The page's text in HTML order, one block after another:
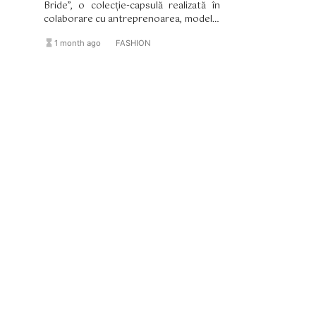
Bride”, o colecție-capsulă realizată în
colaborare cu antreprenoarea, modelul
Lorenze.
hourglass_full 1 month ago FASHION